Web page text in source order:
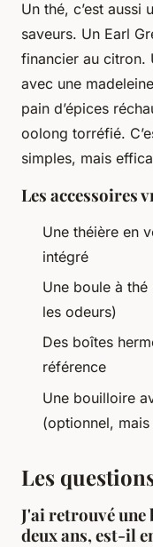
Un thé, c’est
saveurs. Un Earl
financier au citron.
avec une
pain d’épices
oolong torréfié.
simples, mais
Les accessoires
Une théière en
intégré
Une boule à
les odeurs)
Des boîtes
référence
Une bouilloire
(optionnel,
Les
J'ai retrouvé une
deux ans, est-il